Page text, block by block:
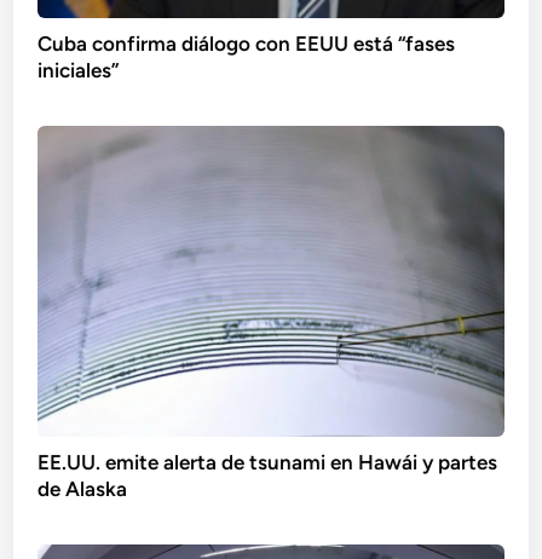
Cuba confirma diálogo con EEUU está “fases
iniciales”
EE.UU. emite alerta de tsunami en Hawái y partes
de Alaska